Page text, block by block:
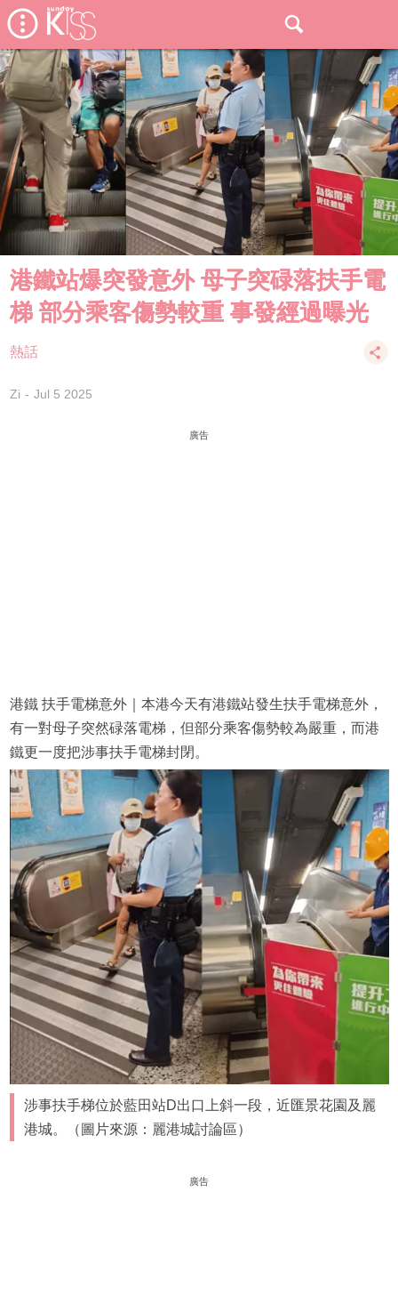
港鐵站爆突發意外 母子突碌落扶手電
梯 部分乘客傷勢較重 事發經過曝光
熱話
Zi Jul 5 2025
廣告
港鐵 扶手電梯意外｜本港今天有港鐵站發生扶手電梯意外，
有一對母子突然碌落電梯，但部分乘客傷勢較為嚴重，而港
鐵更一度把涉事扶手電梯封閉。
涉事扶手梯位於藍田站D出口上斜一段，近匯景花園及麗
港城。（圖片來源：麗港城討論區）
廣告